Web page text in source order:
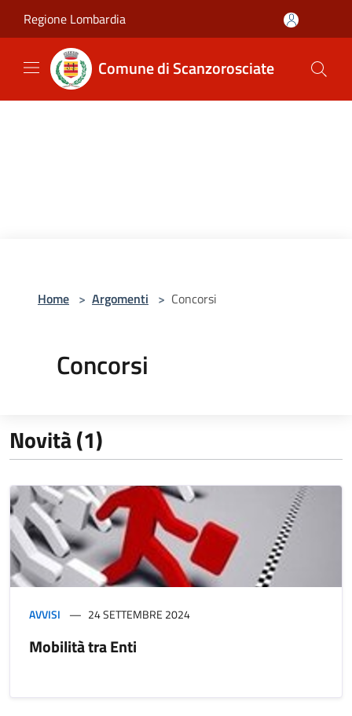
Regione Lombardia
Comune di Scanzorosciate
Home > Argomenti > Concorsi
Concorsi
Novità (1)
AVVISI 24 SETTEMBRE 2024
Mobilità tra Enti